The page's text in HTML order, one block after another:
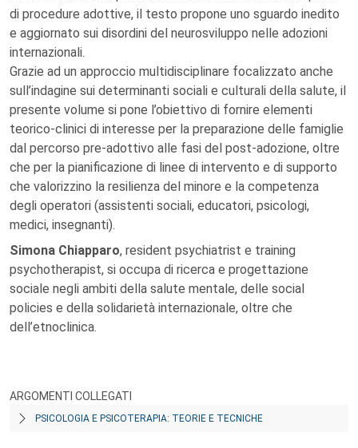
di procedure adottive, il testo propone uno sguardo inedito
e aggiornato sui disordini del neurosviluppo nelle adozioni
internazionali.
Grazie ad un approccio multidisciplinare focalizzato anche
sull’indagine sui determinanti sociali e culturali della salute, il
presente volume si pone l’obiettivo di fornire elementi
teorico-clinici di interesse per la preparazione delle famiglie
dal percorso pre-adottivo alle fasi del post-adozione, oltre
che per la pianificazione di linee di intervento e di supporto
che valorizzino la resilienza del minore e la competenza
degli operatori (assistenti sociali, educatori, psicologi,
medici, insegnanti).
Simona Chiapparo, resident psychiatrist e training
psychotherapist, si occupa di ricerca e progettazione
sociale negli ambiti della salute mentale, delle social
policies e della solidarietà internazionale, oltre che
dell’etnoclinica.
ARGOMENTI COLLEGATI
PSICOLOGIA E PSICOTERAPIA: TEORIE E TECNICHE